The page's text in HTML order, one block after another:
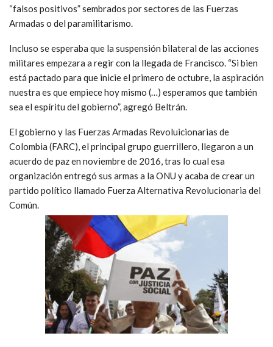
“falsos positivos” sembrados por sectores de las Fuerzas
Armadas o del paramilitarismo.
Incluso se esperaba que la suspensión bilateral de las acciones
militares empezara a regir con la llegada de Francisco. “Si bien
está pactado para que inicie el primero de octubre, la aspiración
nuestra es que empiece hoy mismo (…) esperamos que también
sea el espíritu del gobierno”, agregó Beltrán.
El gobierno y las Fuerzas Armadas Revoluicionarias de
Colombia (FARC), el principal grupo guerrillero, llegaron a un
acuerdo de paz en noviembre de 2016, tras lo cual esa
organización entregó sus armas a la ONU y acaba de crear un
partido político llamado Fuerza Alternativa Revolucionaria del
Común.